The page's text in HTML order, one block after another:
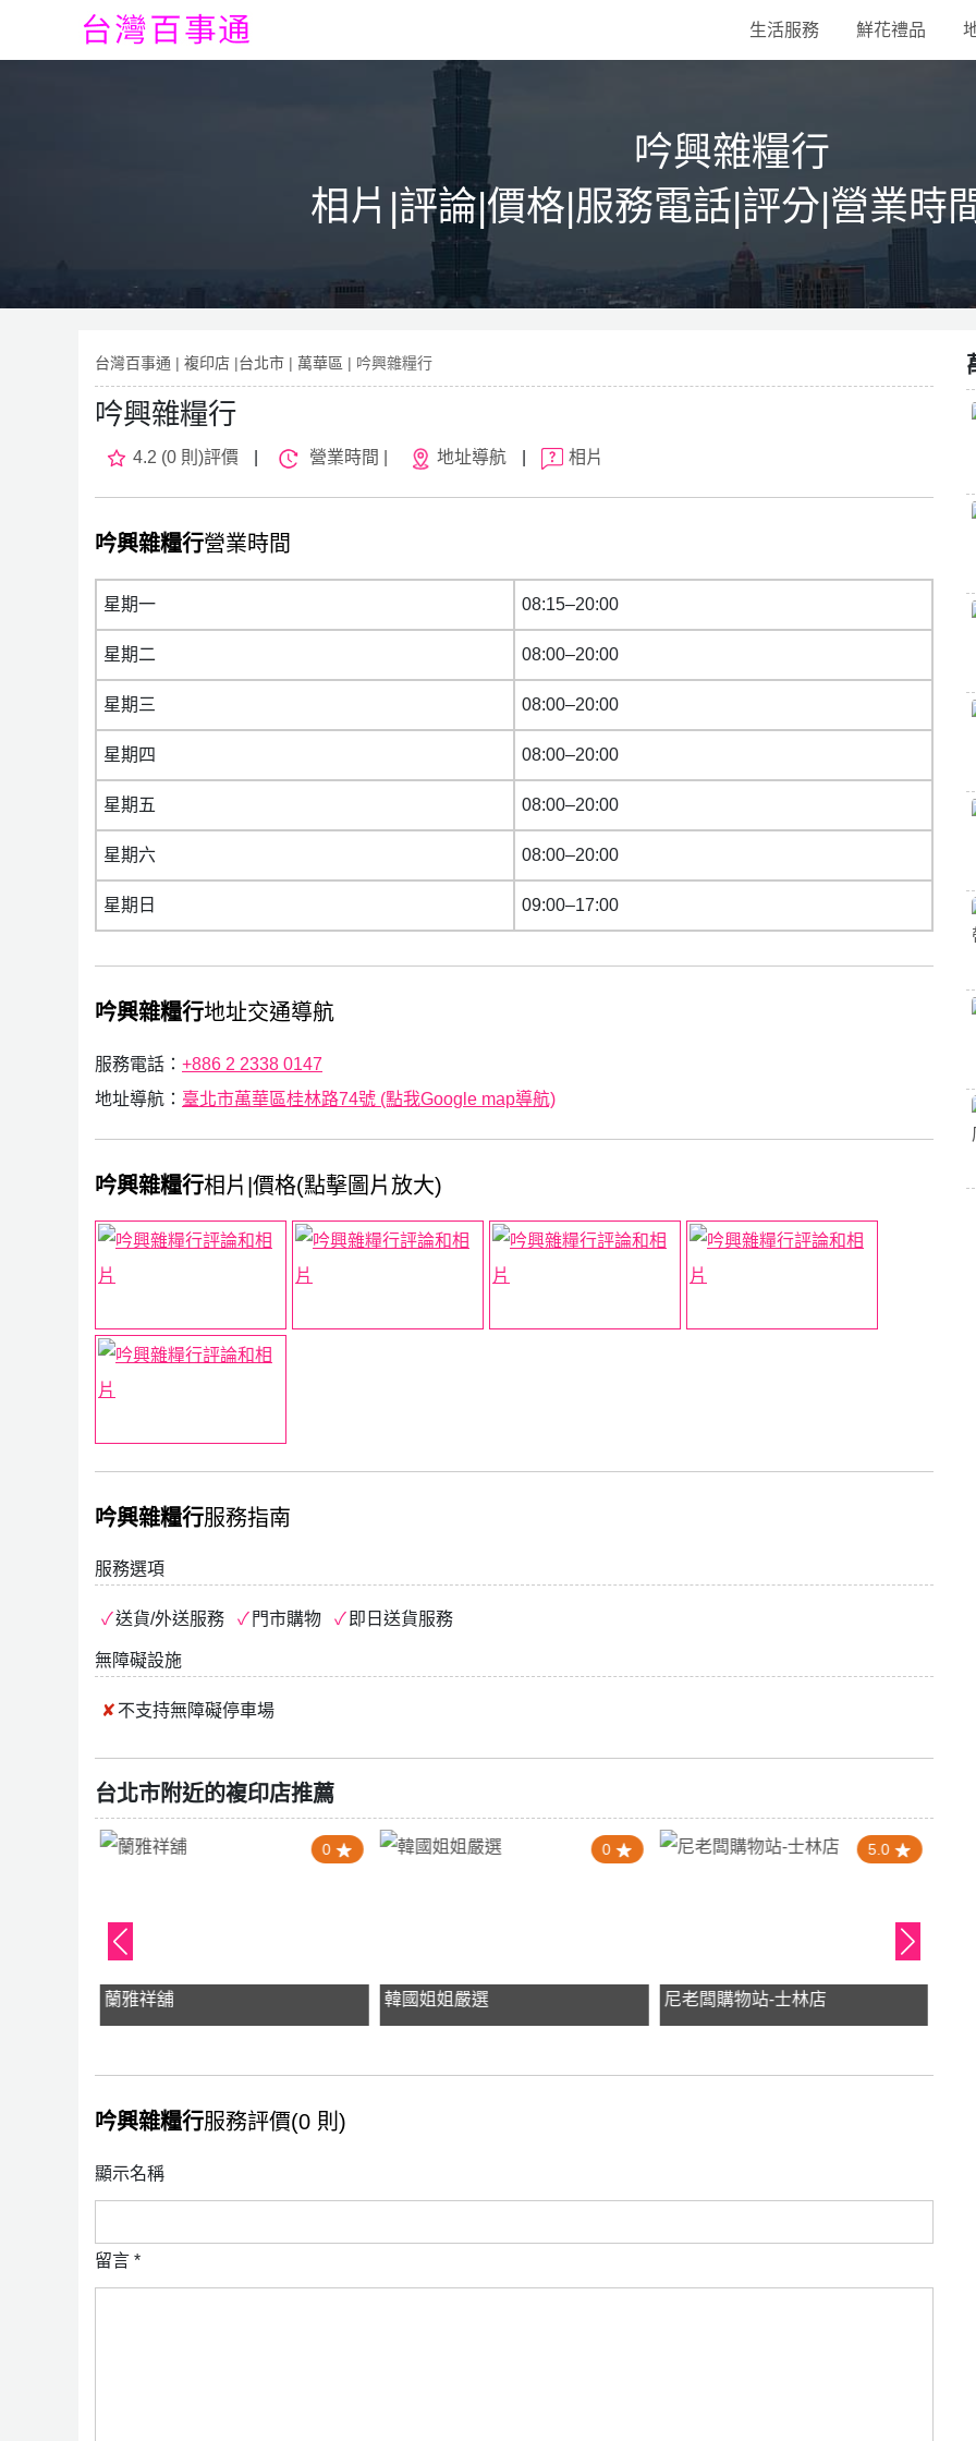
生活服務 鮮花禮品
吟興雜糧行
相片|評論|價格|服務電話|評分|營業時
台灣百事通 | 複印店 |台北市 | 萬華區 | 吟興雜糧行
吟興雜糧行
4.2 (0 則)評價 營業時間 | 地址導航 相片
吟興雜糧行營業時間
星期一 08:15–20:00
星期二 08:00–20:00
星期三 08:00–20:00
星期四 08:00–20:00
星期五 08:00–20:00
星期六 08:00–20:00
星期日 09:00–17:00
吟興雜糧行地址交通導航
服務電話： +886 2 2338 0147
地址導航： 臺北市萬華區桂林路74號 (點我Google map導航)
吟興雜糧行相片|價格(點擊圖片放大)
吟興雜糧行服務指南
服務選項
送貨/外送服務 門市購物 即日送貨服務
無障礙設施
不支持無障礙停車場
台北市附近的複印店推薦
0
蘭雅祥舖
0
韓國姐姐嚴選
5.0
尼老闆購物站-士林店
吟興雜糧行服務評價(0 則)
顯示名稱
留言 *